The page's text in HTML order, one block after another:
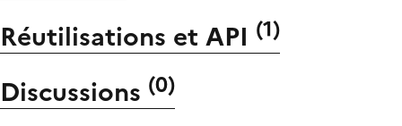
Réutilisations et API (1)
Discussions (0)